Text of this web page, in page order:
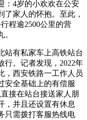
：4岁的小欢欢在公安
了家人的怀抱。至此，
程逾2500公里的营
有私家车上高铁站台
行。记者发现，2022年
，西安铁路一工作人员
安全基础上的有偿服
接在站台接送家人朋
，并且还设置有休息
只需拨打客服热线电